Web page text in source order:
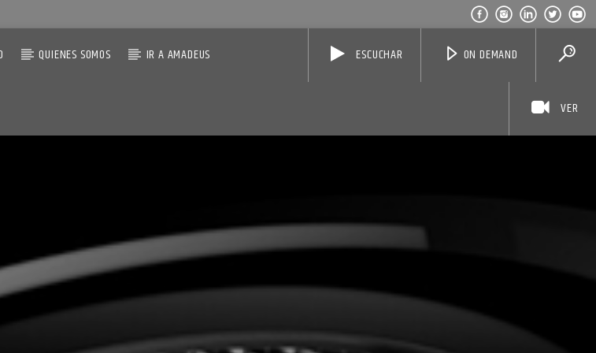
QUIENES SOMOS IR A AMADEUS ON DEMAND
ESCUCHAR
VER